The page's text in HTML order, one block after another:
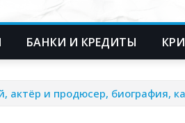
БАНКИ И КРЕДИТЫ
и продюсер, биография,